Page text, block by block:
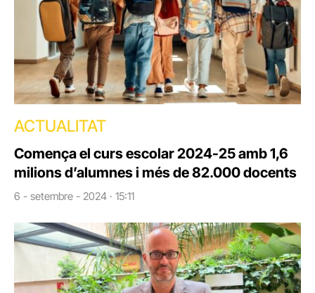
ACTUALITAT
Comença el curs escolar 2024-25 amb 1,6
milions d’alumnes i més de 82.000 docents
6 - setembre - 2024 · 15:11